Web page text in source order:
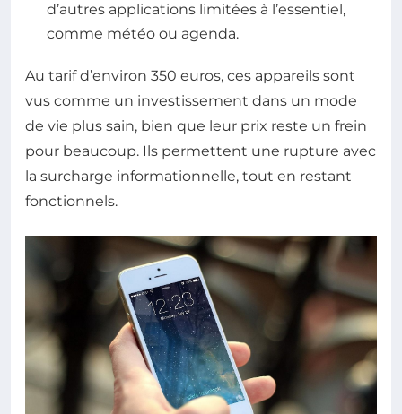
d’autres applications limitées à l’essentiel,
comme météo ou agenda.
Au tarif d’environ 350 euros, ces appareils sont
vus comme un investissement dans un mode
de vie plus sain, bien que leur prix reste un frein
pour beaucoup. Ils permettent une rupture avec
la surcharge informationnelle, tout en restant
fonctionnels.